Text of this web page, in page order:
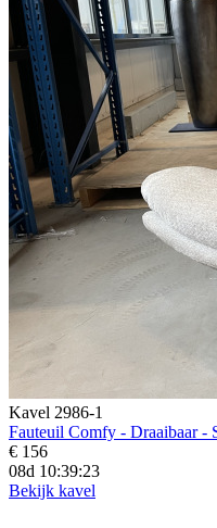
Kavel 2986-1
Fauteuil Comfy - Draaibaar -
€ 156
08d 10:39:21
Bekijk kavel